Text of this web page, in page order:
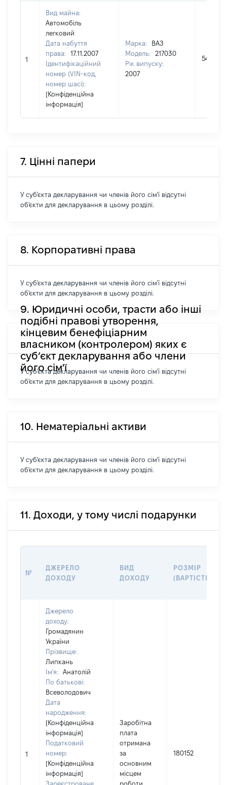
1
Вид майна:
Автомобіль
легковий
Дата набуття
права:
17.11.2007
Ідентифікаційний
номер (VIN-код,
номер шасі):
[Конфіденційна
інформація]
Марка:
ВАЗ
Модель:
217030
Рік випуску:
2007
54000
7. Цінні папери
У суб'єкта декларування чи членів його сім'ї відсутні
об'єкти для декларування в цьому розділі.
8. Корпоративні права
У суб'єкта декларування чи членів його сім'ї відсутні
об'єкти для декларування в цьому розділі.
9. Юридичні особи, трасти або інші
подібні правові утворення,
кінцевим бенефіціарним
власником (контролером) яких є
суб’єкт декларування або члени
його сім'ї
У суб'єкта декларування чи членів його сім'ї відсутні
об'єкти для декларування в цьому розділі.
10. Нематеріальні активи
У суб'єкта декларування чи членів його сім'ї відсутні
об'єкти для декларування в цьому розділі.
11. Доходи, у тому числі подарунки
№
ДЖЕРЕЛО
ДОХОДУ
ВИД
ДОХОДУ
РОЗМІР
(ВАРТІСТЬ)
1
Джерело
доходу:
Громадянин
України
Прізвище:
Липкань
Ім'я:
Анатолій
По батькові:
Всеволодович
Дата
народження:
[Конфіденційна
інформація]
Податковий
номер:
[Конфіденційна
інформація]
Зареєстроване
Заробітна
плата
отримана
за
основним
місцем
роботи
180152